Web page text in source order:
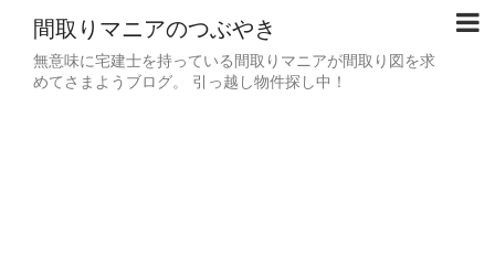
間取りマニアのつぶやき
無意味に宅建士を持っている間取りマニアが間取り図を求
めてさまようブログ。 引っ越し物件探し中！